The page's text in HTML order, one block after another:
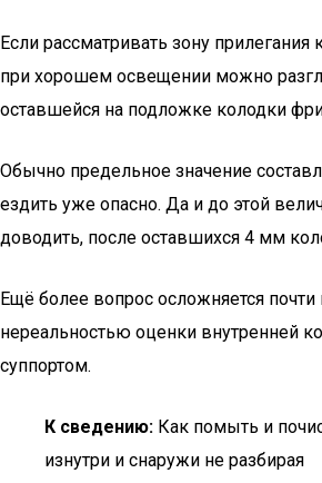
Если рассматривать зону прилегания
при хорошем освещении можно
оставшейся на подложке колодки
Обычно предельное значение
ездить уже опасно. Да и до этой
доводить, после оставшихся 4 мм
Ещё более вопрос осложняется почти
нереальностью оценки внутренней
суппортом.
К сведению: Как помыть и
изнутри и снаружи не разбирая